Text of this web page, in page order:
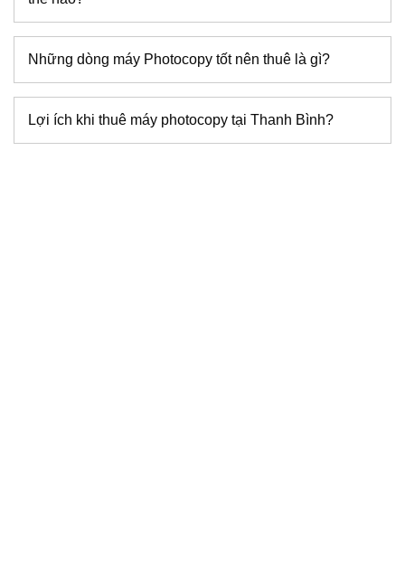
Những dòng máy Photocopy tốt nên thuê là gì?
Lợi ích khi thuê máy photocopy tại Thanh Bình?